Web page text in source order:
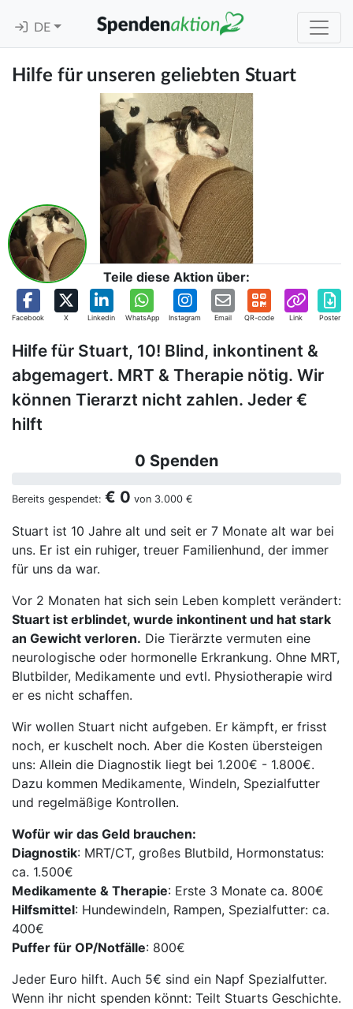
DE
Hilfe für unseren geliebten Stuart
Teile diese Aktion über:
Facebook X Linkedin WhatsApp Instagram Email QR-code Link Poster
Hilfe für Stuart, 10! Blind, inkontinent &
abgemagert. MRT & Therapie nötig. Wir
können Tierarzt nicht zahlen. Jeder €
hilft
0 Spenden
Bereits gespendet: € 0 von 3.000 €
Stuart ist 10 Jahre alt und seit er 7 Monate alt war bei
uns. Er ist ein ruhiger, treuer Familienhund, der immer
für uns da war.
Vor 2 Monaten hat sich sein Leben komplett verändert:
Stuart ist erblindet, wurde inkontinent und hat stark
an Gewicht verloren. Die Tierärzte vermuten eine
neurologische oder hormonelle Erkrankung. Ohne MRT,
Blutbilder, Medikamente und evtl. Physiotherapie wird
er es nicht schaffen.
Wir wollen Stuart nicht aufgeben. Er kämpft, er frisst
noch, er kuschelt noch. Aber die Kosten übersteigen
uns: Allein die Diagnostik liegt bei 1.200€ - 1.800€.
Dazu kommen Medikamente, Windeln, Spezialfutter
und regelmäßige Kontrollen.
Wofür wir das Geld brauchen:
Diagnostik: MRT/CT, großes Blutbild, Hormonstatus:
ca. 1.500€
Medikamente & Therapie: Erste 3 Monate ca. 800€
Hilfsmittel: Hundewindeln, Rampen, Spezialfutter: ca.
400€
Puffer für OP/Notfälle: 800€
Jeder Euro hilft. Auch 5€ sind ein Napf Spezialfutter.
Wenn ihr nicht spenden könnt: Teilt Stuarts Geschichte.